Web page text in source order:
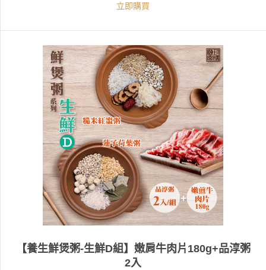
立即購買
【養生鮮煲粥-生鮮D組】嫩肩牛肉片180g+品淳粥
2入